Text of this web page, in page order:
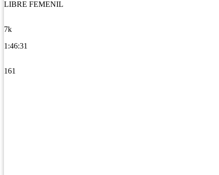
LIBRE FEMENIL
7k
1:46:31
161